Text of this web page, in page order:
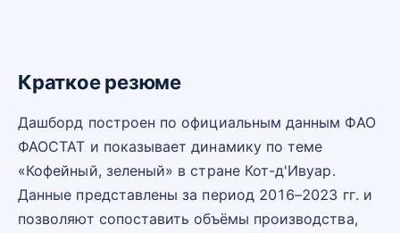
Краткое резюме
Дашборд построен по официальным данным ФАО
ФАОСТАТ и показывает динамику по теме
«Кофейный, зеленый» в стране Кот-д'Ивуар.
Данные представлены за период 2016–2023 гг. и
позволяют сопоставить объёмы производства,